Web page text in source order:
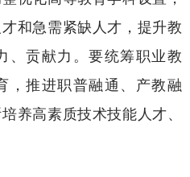
和急需紧缺人才，提升教
、贡献力。要统筹职业教
，推进职普融通、产教融
养高素质技术技能人才、